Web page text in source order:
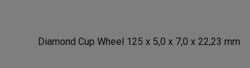
Diamond Cup Wheel 125 x 5,0 x 7,0 x 22,23 mm